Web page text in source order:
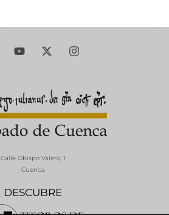
DESCUBRE
Calle Obispo Valero, 1
Cuenca